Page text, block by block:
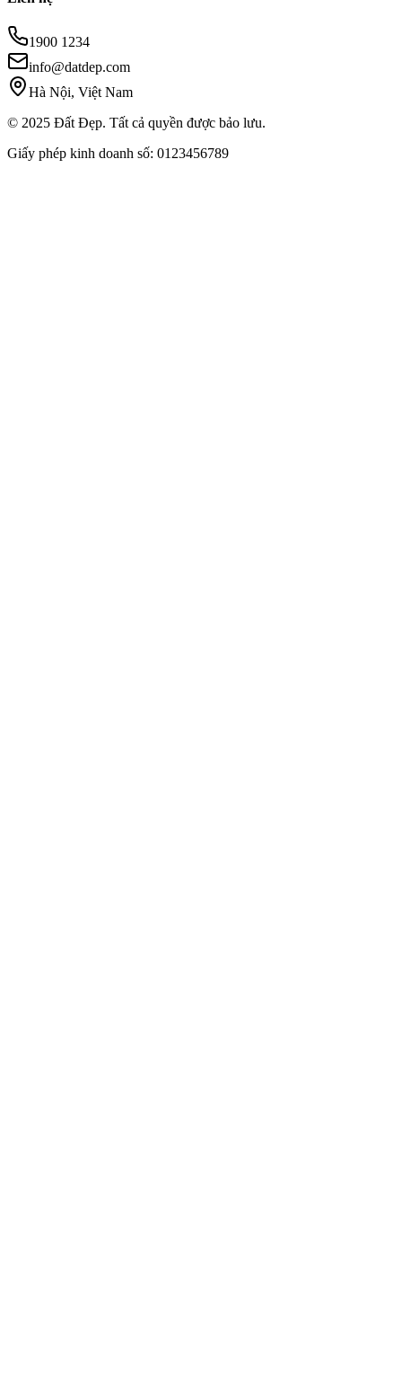
1900 1234
info@datdep.com
Hà Nội, Việt Nam
© 2025 Đất Đẹp. Tất cả quyền được bảo lưu.
Giấy phép kinh doanh số: 0123456789